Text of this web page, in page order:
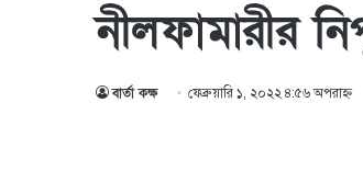
নীলফামারীর
বার্তা কক্ষ ফেব্রুয়ারি ১, ২০২২ ৪:৫৬ অপরাহ্ণ